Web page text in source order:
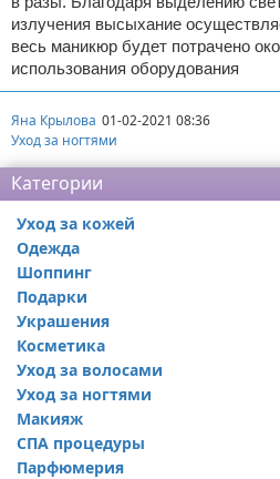
излучения высыхание
весь маникюр будет потрачено
использования оборудования
Яна Крылова 01-02-2021 08:36
Уход за ногтями
Категории
Уход за кожей
Одежда
Шоппинг
Подарки
Украшения
Косметика
Уход за волосами
Уход за ногтями
Макияж
СПА процедуры
Парфюмерия